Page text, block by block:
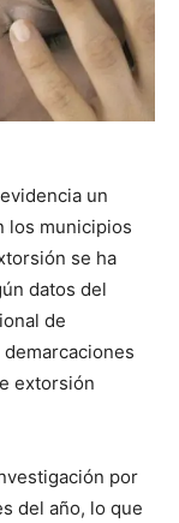
un
los municipios
se ha
datos del
de
demarcaciones
extorsión
por
del año, lo que